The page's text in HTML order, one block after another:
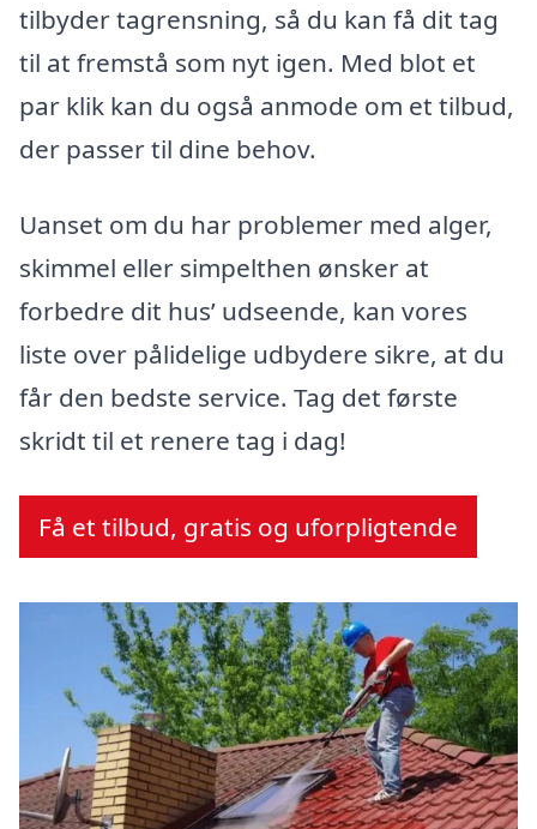
tilbyder tagrensning, så du kan få dit tag
til at fremstå som nyt igen. Med blot et
par klik kan du også anmode om et tilbud,
der passer til dine behov.
Uanset om du har problemer med alger,
skimmel eller simpelthen ønsker at
forbedre dit hus’ udseende, kan vores
liste over pålidelige udbydere sikre, at du
får den bedste service. Tag det første
skridt til et renere tag i dag!
Få et tilbud, gratis og uforpligtende